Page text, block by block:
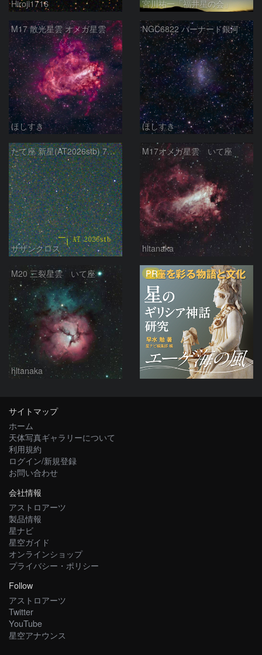
Hiroji1716 宮川祐一「福井星の会」
M17 散光星雲 オメガ星雲
ほしすき
NGC6822 バーナード銀河
ほしすき
たて座 新星(AT2026stb) 7月14日 Seestar50
サザンクロス
M17オメガ星雲 いて座
hltanaka
M20 三裂星雲 いて座
hltanaka
PR
サイトマップ
ホーム
天体写真ギャラリーについて
利用規約
ログイン/新規登録
お問い合わせ
会社情報
アストロアーツ
製品情報
星ナビ
星空ガイド
オンラインショップ
プライバシー・ポリシー
Follow
アストロアーツ
Twitter
YouTube
星空アナウンス